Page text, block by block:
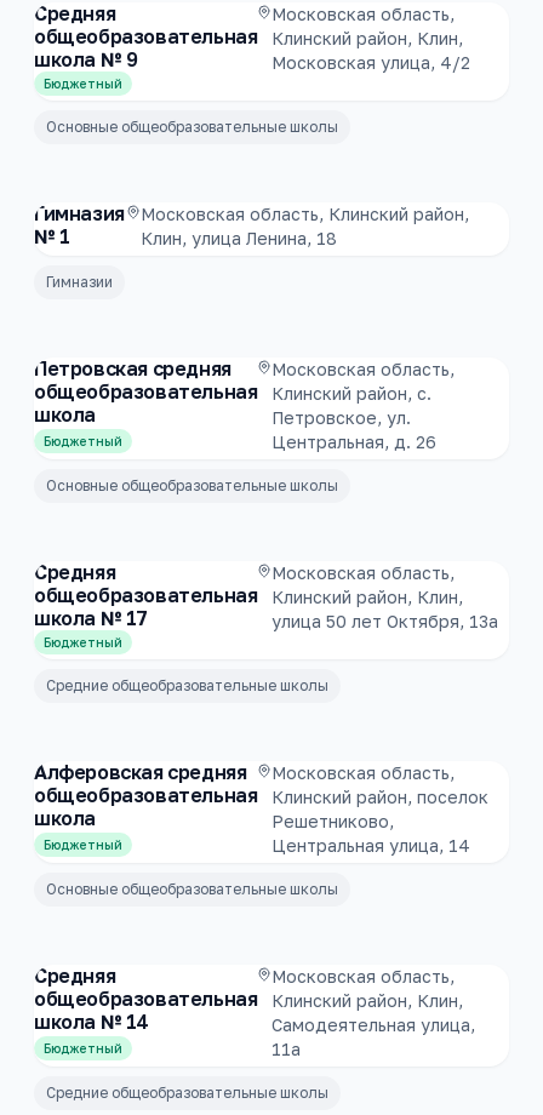
Средняя
общеобразовательная
школа № 9
Бюджетный
Московская область,
Клинский район, Клин,
Московская улица, 4/2
Основные общеобразовательные школы
Гимназия
№ 1
Московская область, Клинский район,
Клин, улица Ленина, 18
Гимназии
Петровская средняя
общеобразовательная
школа
Бюджетный
Московская область,
Клинский район, с.
Петровское, ул.
Центральная, д. 26
Основные общеобразовательные школы
Средняя
общеобразовательная
школа № 17
Бюджетный
Московская область,
Клинский район, Клин,
улица 50 лет Октября, 13а
Средние общеобразовательные школы
Алферовская средняя
общеобразовательная
школа
Бюджетный
Московская область,
Клинский район, поселок
Решетниково,
Центральная улица, 14
Основные общеобразовательные школы
Средняя
общеобразовательная
школа № 14
Бюджетный
Московская область,
Клинский район, Клин,
Самодеятельная улица,
11а
Средние общеобразовательные школы